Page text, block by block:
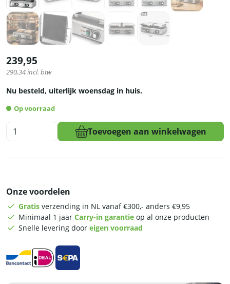
239,95
290,34incl. btw
Nu besteld, uiterlijk woensdag in huis.
Op voorraad
HCB
Paninigrill
-
230V
RVS
Toevoegen aan winkelwagen
Onze voordelen
Gratis verzending in NL vanaf €300,- anders €9,95
Minimaal 1 jaar Carry-in garantie op al onze producten
Snelle levering door eigen voorraad